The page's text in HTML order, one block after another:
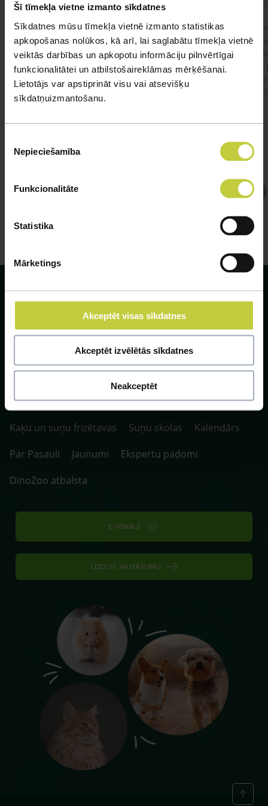
Šī tīmekļa vietne izmanto sīkdatnes
Sīkdatnes mūsu tīmekļa vietnē izmanto statistikas
apkopošanas nolūkos, kā arī, lai saglabātu tīmekļa vietnē
veiktās darbības un apkopotu informāciju pilnvērtīgai
funkcionalitātei un atbilstošaireklāmas mērķēšanai.
Lietotājs var apstiprināt visu vai atsevišķu
sīkdatņuizmantošanu.
izvēle
Nepieciešamība
Funkcionalitāte
Statistika
Mārketings
Akceptēt visas sīkdatnes
Akceptēt izvēlētās sīkdatnes
Neakceptēt
Ja kaķim gadījies apēst plastiku ,ko ieklāj zem
garnelēm kārbiņās apakšā.Kādas sekas varētu
būt?Kā kaķis varētu reağēt...Ko darīt?
#kakis #apedis #plevi
Atbild Veterinārārsts,
SIA ZOO Centrs, LV40003622166,
Vienības gatve 109, Rīga, Latvija, LV-1058.
P. 10:00-20:00 / S.SV. 10:00-16:00
Fotokonkurss
Klīnikas un aptiekas
Kaķu un suņu frizētavas
Suņu skolas
Kalendārs
Par Pasauli
Jaunumi
Ekspertu padomi
DinoZoo atbalsta
E-VEIKALS
UZDOT JAUTĀJUMU